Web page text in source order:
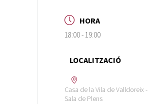
HORA
18:00 - 19:00
LOCALITZACIÓ
Casa de la Vila de Valldoreix -
Sala de Plens